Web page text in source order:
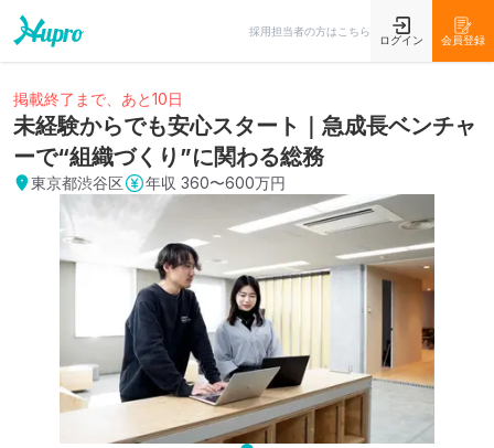
採用担当者の方はこちら
ログイン 会員登録
掲載終了まで、あと10日
未経験からでも安心スタート｜急成長ベンチャ
ーで“組織づくり”に関わる総務
東京都渋谷区 年収 360〜600万円